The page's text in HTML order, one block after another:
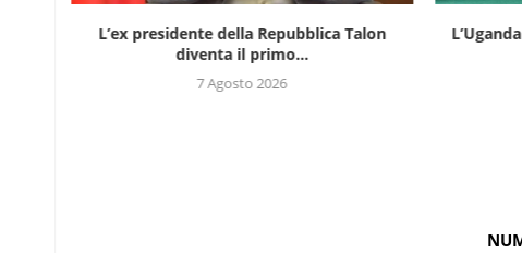
L’ex presidente della Repubblica Talon
diventa il primo...
7 Agosto 2026